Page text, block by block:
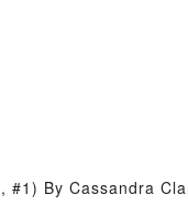
#1) By Cassandra